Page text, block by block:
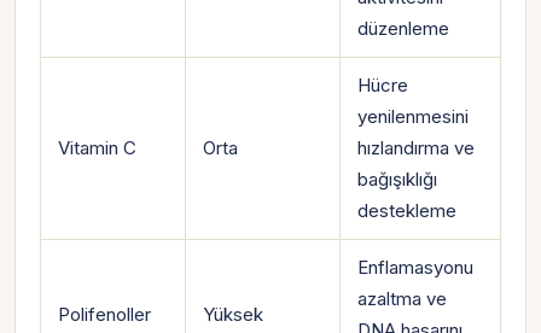
düzenleme
Vitamin C Orta
Hücre
yenilenmesini
hızlandırma ve
bağışıklığı
destekleme
Polifenoller Yüksek
Enflamasyonu
azaltma ve